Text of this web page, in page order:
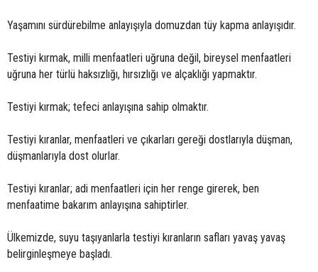
Yaşamını sürdürebilme anlayışıyla domuzdan tüy kapma anlayışıdır.
Testiyi kırmak, milli menfaatleri uğruna değil, bireysel menfaatleri
uğruna her türlü haksızlığı, hırsızlığı ve alçaklığı yapmaktır.
Testiyi kırmak; tefeci anlayışına sahip olmaktır.
Testiyi kıranlar, menfaatleri ve çıkarları gereği dostlarıyla düşman,
düşmanlarıyla dost olurlar.
Testiyi kıranlar; adi menfaatleri için her renge girerek, ben
menfaatime bakarım anlayışına sahiptirler.
Ülkemizde, suyu taşıyanlarla testiyi kıranların safları yavaş yavaş
belirginleşmeye başladı.